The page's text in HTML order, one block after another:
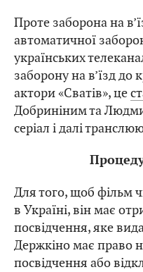
Проте заборона на
автоматичної
українських
заборону на в’їзд до
актори «Сватів», це
Добриніним та
серіал і далі
Для того, щоб фільм
в Україні, він має
посвідчення, яке
Держкіно має право
посвідчення або